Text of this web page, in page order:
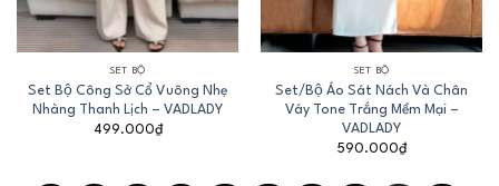
SET BỘ
Set Bộ Công Sở Cổ Vuông Nhẹ
Nhàng Thanh Lịch – VADLADY
499.000₫
SET BỘ
Set/Bộ Áo Sát Nách Và Chân
Váy Tone Trắng Mềm Mại –
VADLADY
590.000₫